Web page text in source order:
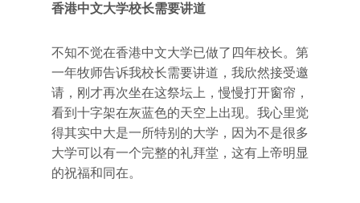
香港中文大学校长需要讲道
不知不觉在香港中文大学已做了四年校长。第
一年牧师告诉我校长需要讲道，我欣然接受邀
请，刚才再次坐在这祭坛上，慢慢打开窗帘，
看到十字架在灰蓝色的天空上出现。我心里觉
得其实中大是一所特别的大学，因为不是很多
大学可以有一个完整的礼拜堂，这有上帝明显
的祝福和同在。